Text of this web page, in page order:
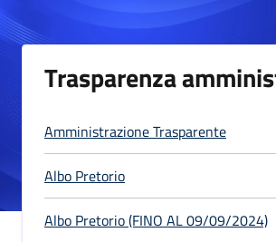
Trasparenza
Amministrazione Trasparente
Albo Pretorio
Albo Pretorio (FINO AL 09/09/2024)